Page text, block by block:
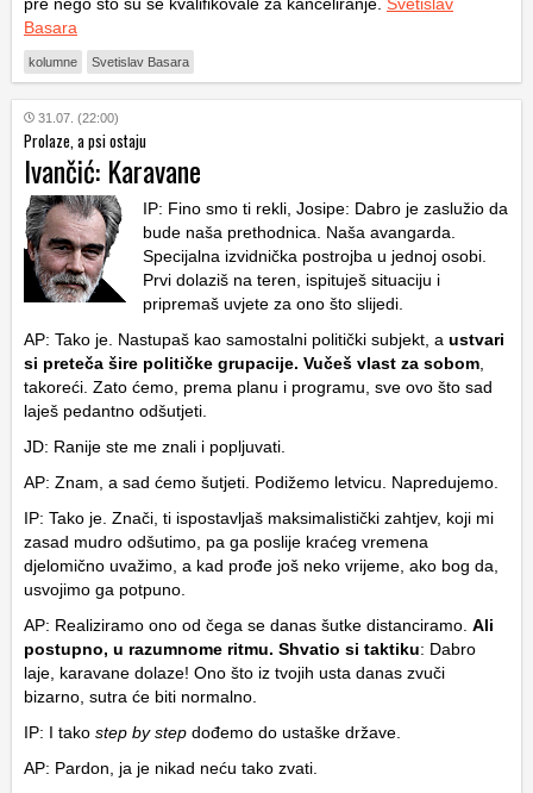
Basara
kolumne Svetislav Basara
31.07. (22:00)
Prolaze, a psi ostaju
Ivančić: Karavane
IP: Fino smo ti rekli, Josipe: Dabro je zaslužio da
bude naša prethodnica. Naša avangarda.
Specijalna izvidnička postrojba u jednoj osobi.
Prvi dolaziš na teren, ispituješ situaciju i
pripremaš uvjete za ono što slijedi.
AP: Tako je. Nastupaš kao samostalni politički subjekt, a ustvari
si preteča šire političke grupacije. Vučeš vlast za sobom
takoreći. Zato ćemo, prema planu i programu, sve ovo što sad
laješ pedantno odšutjeti.
JD: Ranije ste me znali i popljuvati.
AP: Znam, a sad ćemo šutjeti. Podižemo letvicu. Napredujemo.
IP: Tako je. Znači, ti ispostavljaš maksimalistički zahtjev, koji mi
zasad mudro odšutimo, pa ga poslije kraćeg vremena
djelomično uvažimo, a kad prođe još neko vrijeme, ako bog da,
usvojimo ga potpuno.
AP: Realiziramo ono od čega se danas šutke distanciramo. Ali
postupno, u razumnome ritmu. Shvatio si taktiku: Dabro
laje, karavane dolaze! Ono što iz tvojih usta danas zvuči
bizarno, sutra će biti normalno.
IP: I tako step by step dođemo do ustaške države.
AP: Pardon, ja je nikad neću tako zvati.